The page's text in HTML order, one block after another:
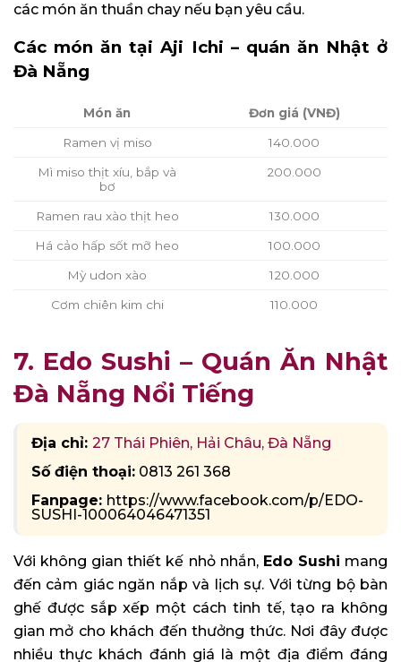
các món ăn thuần chay nếu bạn yêu cầu.
Các món ăn tại Aji Ichi – quán ăn Nhật ở
Đà Nẵng
Món ăn Đơn giá (VNĐ)
Ramen vị miso 140.000
Mì miso thịt xíu, bắp và
bơ
200.000
Ramen rau xào thịt heo 130.000
Há cảo hấp sốt mỡ heo 100.000
Mỳ udon xào 120.000
Cơm chiên kim chi 110.000
7. Edo Sushi – Quán Ăn Nhật
Đà Nẵng Nổi Tiếng
Địa chỉ: 27 Thái Phiên, Hải Châu, Đà Nẵng
Số điện thoại: 0813 261 368
Fanpage: https://www.facebook.com/p/EDO-
SUSHI-100064046471351
Với không gian thiết kế nhỏ nhắn, Edo Sushi mang
đến cảm giác ngăn nắp và lịch sự. Với từng bộ bàn
ghế được sắp xếp một cách tinh tế, tạo ra không
gian mở cho khách đến thưởng thức. Nơi đây được
nhiều thực khách đánh giá là một địa điểm đáng